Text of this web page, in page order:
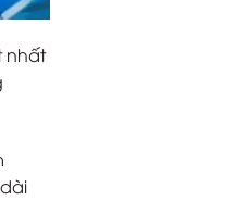
nhất